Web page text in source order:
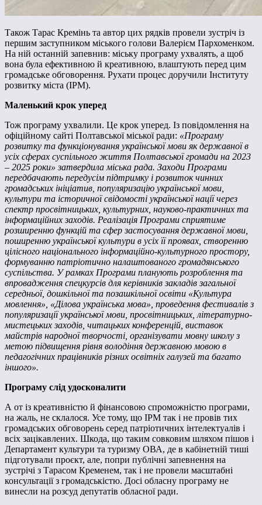
Також Тарас Кремінь та автор цих рядків провели зустріч із
першим заступником міського голови Валерієм Пархоменком.
На ній останній запевнив: міську програму ухвалять, а щоб
вона була ефективною й креативною, влаштують перед цим
громадське обговорення. Рухати процес доручили Інституту
розвитку міста (ІРМ).
Маленький крок уперед
Тож програму ухвалили. Це крок уперед. Із повідомлення на
офіційному сайті Полтавської міської ради: «Програму
розвитку та функціонування української мови як державної в
усіх сферах суспільного життя Полтавської громади на 2023
– 2025 роки» затвердила міська рада. Заходи Програми
передбачають передусім підтримку і розвиток чинних
громадських ініціатив, популяризацію української мови,
культури та історичної свідомості української нації через
спектр просвітницьких, культурних, науково-практичних та
інформаційних заходів. Реалізація Програми сприятиме
розширенню функцій та сфер застосування державної мови,
поширенню української культури в усіх її проявах, створенню
цілісного національного інформаційно-культурного простору,
формуванню патріотично налаштованого громадянського
суспільства. У рамках Програми планують розроблення та
впровадження спецкурсів для керівників закладів загальної
середньої, дошкільної та позашкільної освіти «Культура
мовлення», «Ділова українська мова», проведення фестивалів з
популяризації української мови, просвітницьких, літературно-
мистецьких заходів, читацьких конференцій, виставок
майстрів народної творчості, організувати мовну школу з
метою підвищення рівня володіння державною мовою в
педагогічних працівників різних освітніх галузей та багато
іншого».
Програму слід удосконалити
А от із креативністю й фінансовою спроможністю програми,
на жаль, не склалося. Усе тому, що ІРМ так і не провів тих
громадських обговорень серед патріотичних інтелектуалів і
всіх зацікавлених. Шкода, що таким совковим шляхом пішов і
Департамент культури та туризму ОВА, де в кабінетній тиші
підготували проєкт, але, попри публічні запевнення на
зустрічі з Тарасом Кременем, так і не провели масштабні
консультації з громадськістю. Досі обласну програму не
винесли на розсуд депутатів обласної ради.